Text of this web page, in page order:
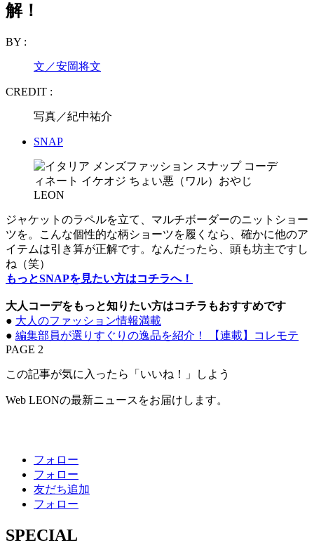
解！
BY :
文／安岡将文
CREDIT :
写真／紀中祐介
SNAP
ジャケットのラペルを立て、マルチボーダーのニットショー
ツを。こんな個性的な柄ショーツを履くなら、確かに他のア
イテムは引き算が正解です。なんだったら、頭も坊主ですし
ね（笑）
もっとSNAPを見たい方はコチラへ！
大人コーデをもっと知りたい方はコチラもおすすめです
● 大人のファッション情報満載
● 編集部員が選りすぐりの逸品を紹介！ 【連載】コレモテ
PAGE 2
この記事が気に入ったら「いいね！」しよう
Web LEONの最新ニュースをお届けします。
フォロー
フォロー
友だち追加
フォロー
SPECIAL